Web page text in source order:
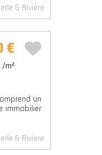
& Riviere
un
immobilier
& Riviere
€
m²